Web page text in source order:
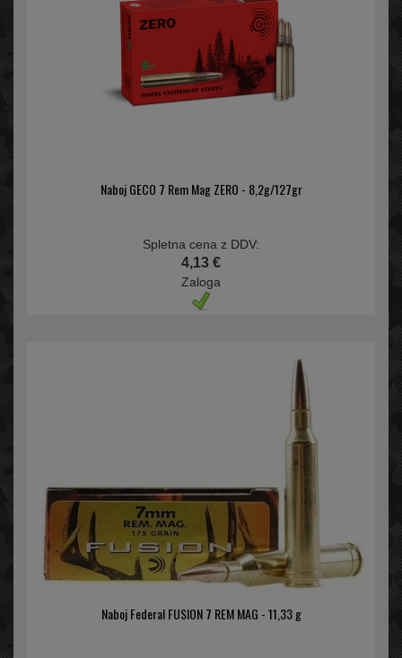
Naboj GECO 7 Rem Mag ZERO - 8,2g/127gr
Spletna cena z DDV:
4,13 €
Zaloga
Naboj Federal FUSION 7 REM MAG - 11,33 g